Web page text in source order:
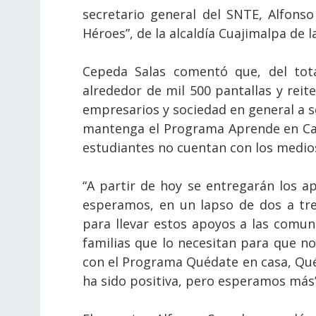
secretario general del SNTE,
Héroes”, de la alcaldía Cuajimalpa de
Cepeda Salas comentó que, del
alrededor de mil 500 pantallas y
empresarios y sociedad en general a
mantenga el Programa Aprende en
estudiantes no cuentan con los
“A partir de hoy se entregarán los
esperamos, en un lapso de dos a
para llevar estos apoyos a las
familias que lo necesitan para que
con el Programa Quédate en casa,
ha sido positiva, pero esperamos